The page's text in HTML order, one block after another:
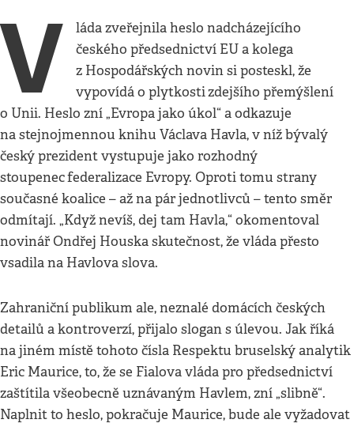
V
láda zveřejnila heslo nadcházejícího
českého předsednictví EU a kolega
z Hospodářských novin si posteskl, že
vypovídá o plytkostizdejšího přemýšlení
o Unii. Heslo zní „Evropa jako úkol“ a odkazuje
na stejnojmennou knihu Václava Havla, v níž bývalý
český prezident vystupuje jako rozhodný
stoupenecfederalizace Evropy. Oproti tomu strany
současné koalice – až na pár jednotlivců – tento směr
odmítají. „Když nevíš, dej tam Havla,“ okomentoval
novinář Ondřej Houska skutečnost, že vláda přesto
vsadila na Havlova slova.
Zahraniční publikum ale, neznalé domácích českých
detailů a kontroverzí, přijalo slogan s úlevou. Jak říká
na jiném místě tohoto čísla Respektu bruselský analytik
Eric Maurice, to, že se Fialova vláda pro předsednictví
zaštítila všeobecně uznávaným Havlem, zní „slibně“.
Naplnit to heslo, pokračuje Maurice, bude ale vyžadovat